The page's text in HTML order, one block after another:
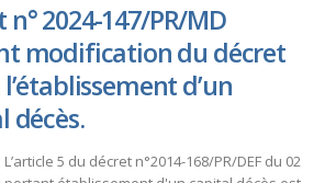
n° 2024-147/PR/MD
modification du décret
d’un
décès.
L’article 5 du décret n°2014-168/PR/DEF du 02